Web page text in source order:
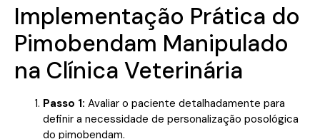
Implementação Prática do
Pimobendam Manipulado
na Clínica Veterinária
Passo 1: Avaliar o paciente detalhadamente para
definir a necessidade de personalização posológica
do pimobendam.